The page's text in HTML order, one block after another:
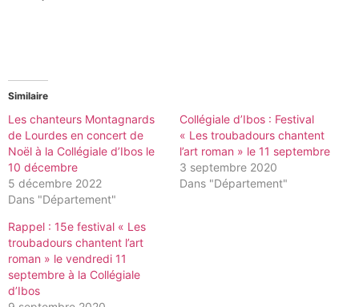
Similaire
Les chanteurs Montagnards
de Lourdes en concert de
Noël à la Collégiale d’Ibos le
10 décembre
5 décembre 2022
Dans "Département"
Collégiale d’Ibos : Festival
« Les troubadours chantent
l’art roman » le 11 septembre
3 septembre 2020
Dans "Département"
Rappel : 15e festival « Les
troubadours chantent l’art
roman » le vendredi 11
septembre à la Collégiale
d’Ibos